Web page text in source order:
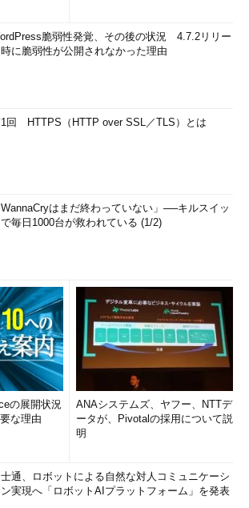
脆弱性発覚、その後の状況 4.7.2リリー
に脆弱性が公開されなかった理由
回 HTTPS（HTTP over SSL／TLS）とは
WannaCryはまだ終わっていない」──キルスイッ
毎日1000台が救われている (1/2)
の展開状況
な理由
ANAシステムズ、ヤフー、NTTデ
ータが、Pivotalの採用について説
明
通、ロボットによる自然な対人コミュニケーシ
ン実現へ「ロボットAIプラットフォーム」を発表